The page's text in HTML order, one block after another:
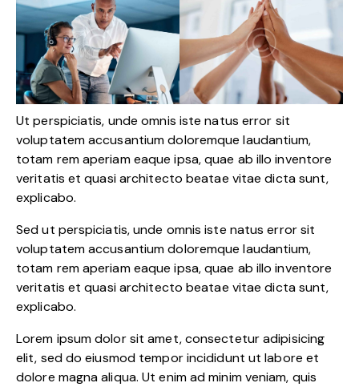
Ut perspiciatis, unde omnis iste natus error sit
voluptatem accusantium doloremque laudantium,
totam rem aperiam eaque ipsa, quae ab illo inventore
veritatis et quasi architecto beatae vitae dicta sunt,
explicabo.
Sed ut perspiciatis, unde omnis iste natus error sit
voluptatem accusantium doloremque laudantium,
totam rem aperiam eaque ipsa, quae ab illo inventore
veritatis et quasi architecto beatae vitae dicta sunt,
explicabo.
Lorem ipsum dolor sit amet, consectetur adipisicing
elit, sed do eiusmod tempor incididunt ut labore et
dolore magna aliqua. Ut enim ad minim veniam, quis